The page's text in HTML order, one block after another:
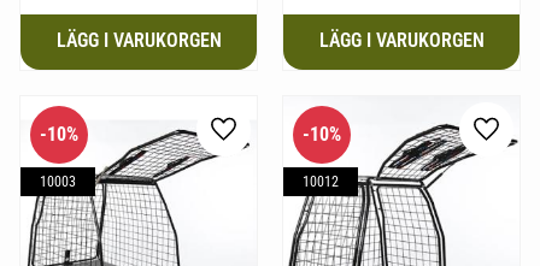
10%
10003
Lägg till i favoriter
10%
10012
Lägg